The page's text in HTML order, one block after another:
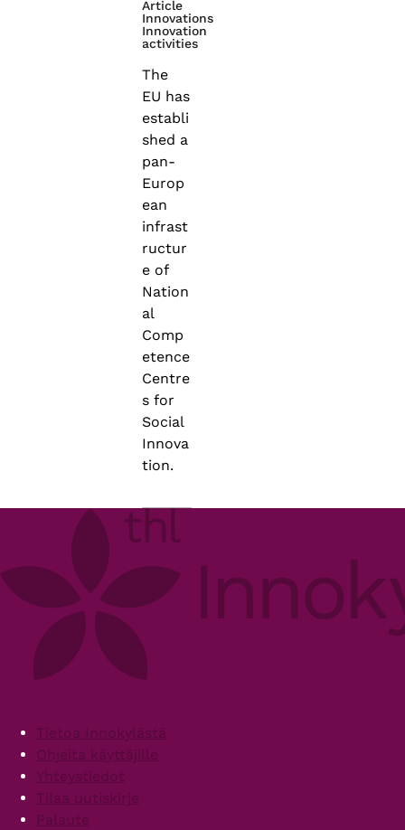
Article
Innovations
Innovation
activities
The
EU has
establi
shed a
pan-
Europ
ean
infrast
ructur
e of
Nation
al
Comp
etence
Centre
s for
Social
Innova
tion.
FooterTietoa Innokylästä
Ohjeita käyttäjille
Yhteystiedot
Tilaa uutiskirje
Palaute